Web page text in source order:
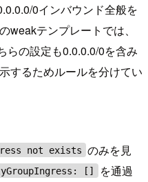
0インバウンド全般を
weakテンプレートでは、
らの設定も0.0.0.0/0を含み
するためルールを分けてい
not exists のみを見
[]
を通過